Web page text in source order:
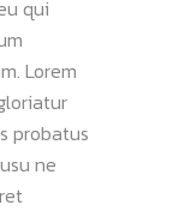
qui
Lorem
probatus
ne